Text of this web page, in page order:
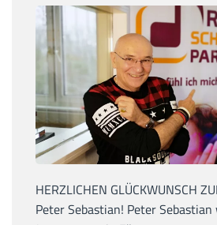
HERZLICHEN GLÜCKWUNSCH
Peter Sebastian! Peter